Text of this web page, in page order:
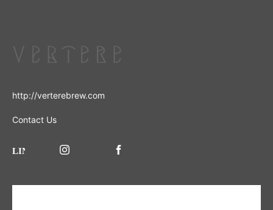
http://verterebrew.com
Contact Us